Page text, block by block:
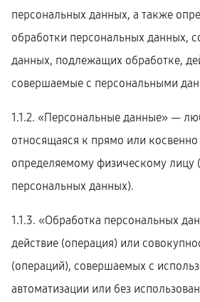
персональных данных, а также
обработки персональных данных,
данных, подлежащих обработке,
совершаемые с персональными
1.1.2. «Персональные данные» —
относящаяся к прямо или
определяемому физическому лицу
персональных данных).
1.1.3. «Обработка персональных
действие (операция) или
(операций), совершаемых с
автоматизации или без